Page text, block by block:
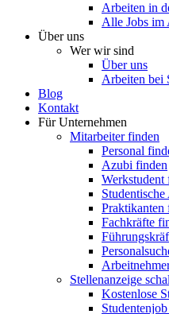
Arbeiten in
Alle Jobs im
Über uns
Wer wir sind
Über uns
Arbeiten bei
Blog
Kontakt
Für Unternehmen
Mitarbeiter finden
Personal
Azubi finden
Werkstudent
Praktikanten
Fachkräfte
Stellenanzeige
Kostenlose